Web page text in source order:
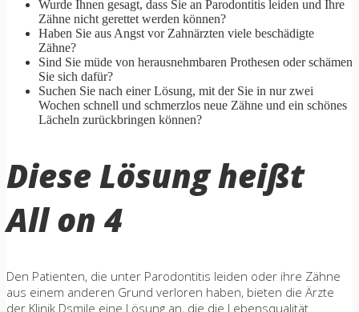
Wurde Ihnen gesagt, dass Sie an Parodontitis leiden und Ihre
Zähne nicht gerettet werden können?
Haben Sie aus Angst vor Zahnärzten viele beschädigte
Zähne?
Sind Sie müde von herausnehmbaren Prothesen oder schämen
Sie sich dafür?
Suchen Sie nach einer Lösung, mit der Sie in nur zwei
Wochen schnell und schmerzlos neue Zähne und ein schönes
Lächeln zurückbringen können?
Diese Lösung heißt
All on 4
Den Patienten, die unter Parodontitis leiden oder ihre Zähne
aus einem anderen Grund verloren haben, bieten die Ärzte
der Klinik Dsmile eine Lösung an, die die Lebensqualität